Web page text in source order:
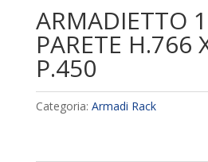
ARMADIETTO
PARETE H.766
P.450
Categoria: Armadi Rack